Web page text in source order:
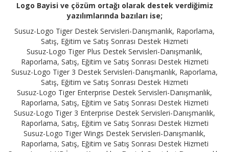
Logo Bayisi ve çözüm ortağı olarak destek verdiğimiz
yazılımlarında bazıları ise;
Susuz-Logo Tiger Destek Servisleri-Danışmanlık, Raporlama,
Satış, Eğitim ve Satış Sonrası Destek Hizmeti
Susuz-Logo Tiger Plus Destek Servisleri-Danışmanlık,
Raporlama, Satış, Eğitim ve Satış Sonrası Destek Hizmeti
Susuz-Logo Tiger 3 Destek Servisleri-Danışmanlık, Raporlama,
Satış, Eğitim ve Satış Sonrası Destek Hizmeti
Susuz-Logo Tiger Enterprise Destek Servisleri-Danışmanlık,
Raporlama, Satış, Eğitim ve Satış Sonrası Destek Hizmeti
Susuz-Logo Tiger 3 Enterprise Destek Servisleri-Danışmanlık,
Raporlama, Satış, Eğitim ve Satış Sonrası Destek Hizmeti
Susuz-Logo Tiger Wings Destek Servisleri-Danışmanlık,
Raporlama, Satış, Eğitim ve Satış Sonrası Destek Hizmeti